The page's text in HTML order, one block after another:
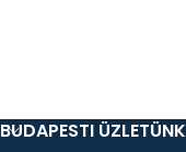
BUDAPESTI ÜZLETÜNK